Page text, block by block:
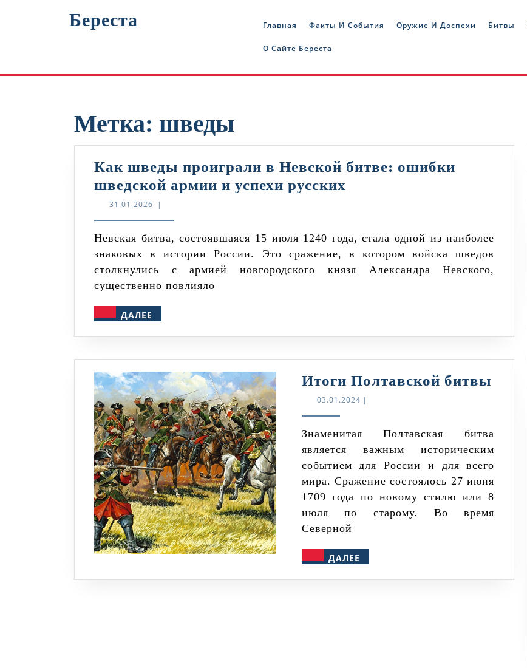
Береста Главная Факты И События Оружие И Доспехи Битвы
О Сайте Береста
Метка: шведы
Как шведы проиграли в Невской битве: ошибки
шведской армии и успехи русских
в
Невской
битве:
русских
31.01.2026 31.01.2026
|
Невская битва, состоявшаяся 15 июля 1240 года, стала одной из наиболее
знаковых в истории России. Это сражение, в котором войска шведов
столкнулись с армией новгородского князя Александра Невского,
существенно повлияло
ДАЛЕЕ
Итоги Полтавской битвы
03.01.202403.01.2024
|
Знаменитая Полтавская битва
является важным историческим
событием для России и для всего
мира. Сражение состоялось 27 июня
1709 года по новому стилю или 8
июля по старому. Во время
Северной
ДАЛЕЕ